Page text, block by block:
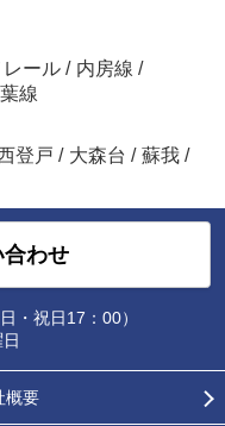
ール / 内房線 /
線
登戸 / 大森台 / 蘇我 /
わせ
・祝日17：00）
概要